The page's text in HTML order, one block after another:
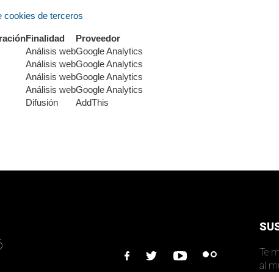
cookies de terceros
Finalidad
Proveedor
Análisis webGoogle Analytics
Análisis webGoogle Analytics
Análisis webGoogle Analytics
Análisis webGoogle Analytics
Difusión AddThis
facebook
twitter youtubeflickr
Te